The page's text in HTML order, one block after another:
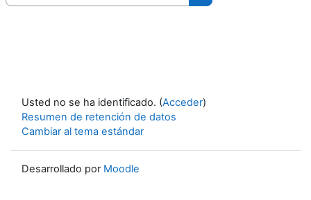
Buscar cursos
Usted no se ha identificado. (Acceder)
Resumen de retención de datos
Cambiar al tema estándar
Desarrollado por Moodle